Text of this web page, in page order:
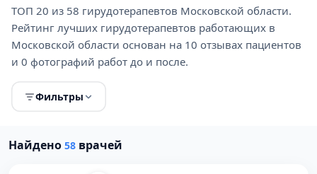
ТОП 20 из 58 гирудотерапевтов Московской области.
Рейтинг лучших гирудотерапевтов работающих в
Московской области основан на 10 отзывах пациентов
и 0 фотографий работ до и после.
Фильтры
Найдено 58 врачей